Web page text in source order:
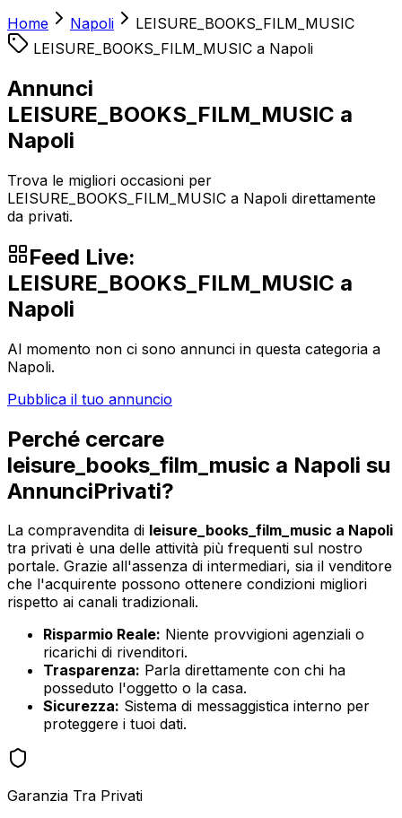
Home Napoli
LEISURE_BOOKS_FILM_MUSIC
LEISURE_BOOKS_FILM_MUSIC a Napoli
Annunci
LEISURE_BOOKS_FILM_MUSIC a
Napoli
Trova le migliori occasioni per
LEISURE_BOOKS_FILM_MUSIC a Napoli direttamente
da privati.
Feed Live:
LEISURE_BOOKS_FILM_MUSIC a
Napoli
Al momento non ci sono annunci in questa categoria a
Napoli.
Pubblica il tuo annuncio
Perché cercare
leisure_books_film_music a Napoli su
AnnunciPrivati?
La compravendita di leisure_books_film_music a Napoli
tra privati è una delle attività più frequenti sul nostro
portale. Grazie all'assenza di intermediari, sia il venditore
che l'acquirente possono ottenere condizioni migliori
rispetto ai canali tradizionali.
Risparmio Reale: Niente provvigioni agenziali o
ricarichi di rivenditori.
Trasparenza: Parla direttamente con chi ha
posseduto l'oggetto o la casa.
Sicurezza: Sistema di messaggistica interno per
proteggere i tuoi dati.
Garanzia Tra Privati